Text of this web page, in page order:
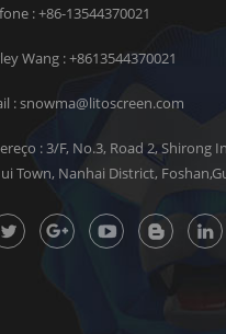
: +86-13544370021
Wang :+8613544370021
:snowma@litoscreen.com
: 3/F, No.3, Road 2, Shirong
Town, Nanhai District,